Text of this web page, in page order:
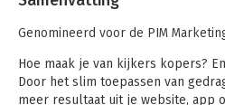
Genomineerd voor de PIM
Hoe maak je van kijkers kopers?
Door het slim toepassen van
meer resultaat uit je website, app